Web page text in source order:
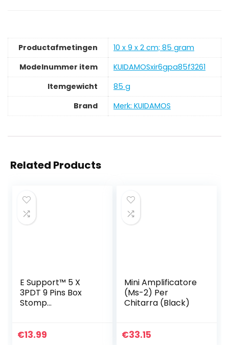
Productafmetingen
‎10 x 9 x 2 cm; 85 gram
Modelnummer item
‎KUIDAMOSxir6gpa85f3261
Itemgewicht
‎85 g
Brand
Merk: KUIDAMOS
Related Products
E Support™ 5 X
3PDT 9 Pins Box
Stomp
Voetschakelaar
€13.99
Mini Amplificatore
(Ms-2) Per
Chitarra (Black)
€33.15